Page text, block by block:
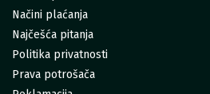
Načini plaćanja
Najčešća pitanja
Politika privatnosti
Prava potrošača